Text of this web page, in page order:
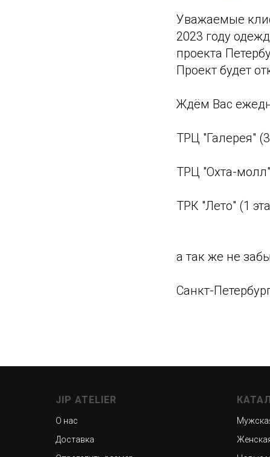
Уважаемые
2023 году
проекта
Проект будет
Ждём Вас
ТРЦ "Галерея"
ТРЦ "Охта-
ТРК "Лето" (1
а так же не
Санкт-
JIP ATELIER
О нас
Доставка